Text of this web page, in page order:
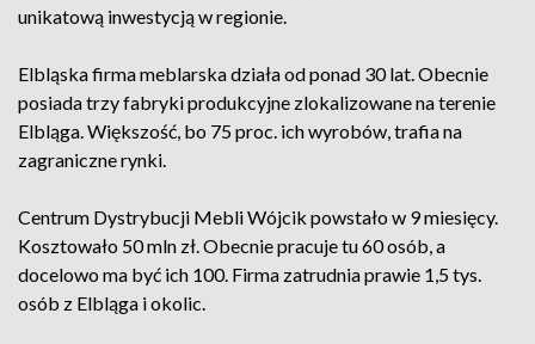
unikatową inwestycją w regionie.
Elbląska firma meblarska działa od ponad 30 lat. Obecnie
posiada trzy fabryki produkcyjne zlokalizowane na terenie
Elbląga. Większość, bo 75 proc. ich wyrobów, trafia na
zagraniczne rynki.
Centrum Dystrybucji Mebli Wójcik powstało w 9 miesięcy.
Kosztowało 50 mln zł. Obecnie pracuje tu 60 osób, a
docelowo ma być ich 100. Firma zatrudnia prawie 1,5 tys.
osób z Elbląga i okolic.